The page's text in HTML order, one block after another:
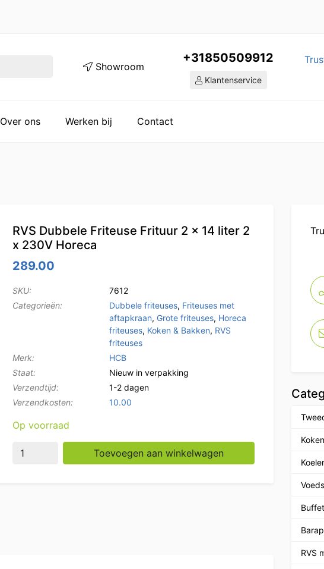
Showroom
+31850509912
Klantenservice
Over ons Werken bij Contact
RVS Dubbele Friteuse Frituur 2 x 14 liter 2
x 230V Horeca
289.00
SKU:
7612
Categorieën:
Dubbele friteuses, Friteuses met
aftapkraan, Grote friteuses, Horeca
friteuses, Koken & Bakken, RVS
friteuses
Merk:
HCB
Staat:
Nieuw in verpakking
Verzendtijd:
1-2 dagen
Verzendkosten:
10.00
Op voorraad
RVS Dubbele Friteuse Frituur 2 x 14 liter 2 x 230V Horeca aantal
Toevoegen aan winkelwagen
RVS